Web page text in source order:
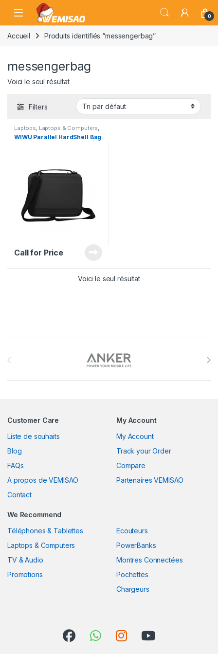
Skip to navigation
Skip to content
Open 0
Accueil Produits identifiés “messengerbag”
messengerbag
Voici le seul résultat
Filters
Laptops Laptops & Computers
Sacoche Sacs
WIWU Parallel HardShell Bag
Call for Price
Voici le seul résultat
Customer Care
Liste de souhaits
Blog
FAQs
A propos de VEMISAO
Contact
My Account
My Account
Track your Order
Compare
Partenaires VEMISAO
We Recommend
Téléphones & Tablettes
Laptops & Computers
TV & Audio
Promotions
Ecouteurs
PowerBanks
Montres Connectées
Pochettes
Chargeurs